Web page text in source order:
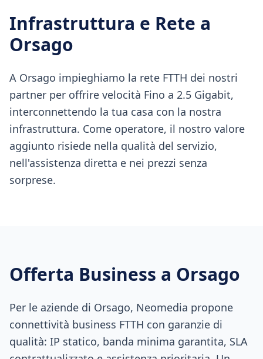
Infrastruttura e Rete a
Orsago
A Orsago impieghiamo la rete FTTH dei nostri
partner per offrire velocità Fino a 2.5 Gigabit,
interconnettendo la tua casa con la nostra
infrastruttura. Come operatore, il nostro valore
aggiunto risiede nella qualità del servizio,
nell'assistenza diretta e nei prezzi senza
sorprese.
Offerta Business a Orsago
Per le aziende di Orsago, Neomedia propone
connettività business FTTH con garanzie di
qualità: IP statico, banda minima garantita, SLA